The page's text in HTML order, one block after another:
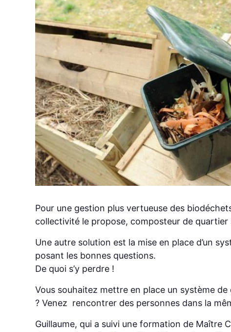
Pour une gestion plus vertueuse des
collectivité le propose, composteur de quartier
Une autre solution est la mise en place d’un
posant les bonnes questions.
De quoi s’y perdre !
Vous souhaitez mettre en place un système
? Venez rencontrer des personnes dans la
Guillaume, qui a suivi une formation de Maître